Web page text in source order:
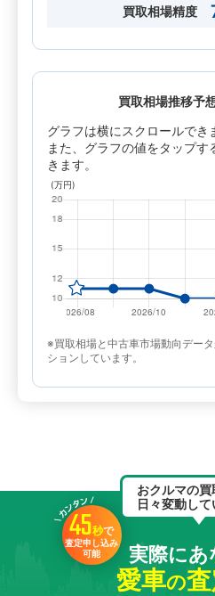
買取相場精度
買取相場推移予
グラフは横にスクロールでき
また、グラフの値をタップ
きます。
※買取相場と中古車市場動向デー
ションしています。
おクルマの
日々変動して
45秒で
査定申し込み
可能
実際にあ
愛車の